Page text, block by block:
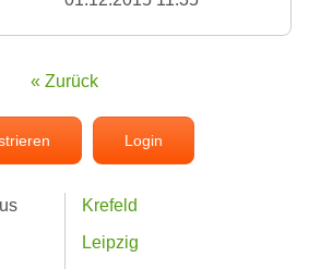
« Zurück
Login
Krefeld
Leipzig